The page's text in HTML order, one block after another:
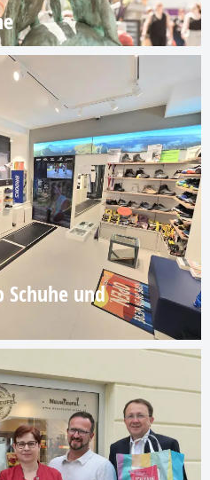
Schuhe und